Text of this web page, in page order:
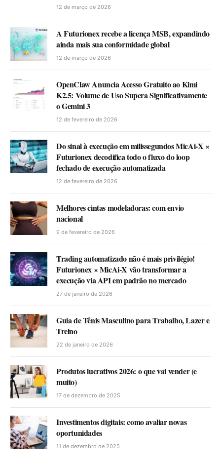
12 de março de 2026
A Futurionex recebe a licença MSB, expandindo
ainda mais sua conformidade global
12 de março de 2026
OpenClaw Anuncia Acesso Gratuito ao Kimi
K2.5: Volume de Uso Supera Significativamente
o Gemini 3
12 de fevereiro de 2026
Do sinal à execução em milissegundos MicAi-X ×
Futurionex decodifica todo o fluxo do loop
fechado de execução automatizada
12 de fevereiro de 2026
Melhores cintas modeladoras: com envio
nacional
9 de fevereiro de 2026
Trading automatizado não é mais privilégio!
Futurionex × MicAi-X vão transformar a
execução via API em padrão no mercado
27 de janeiro de 2026
Guia de Tênis Masculino para Trabalho, Lazer e
Treino
22 de janeiro de 2026
Produtos lucrativos 2026: o que vai vender (e
muito)
17 de dezembro de 2025
Investimentos digitais: como avaliar novas
oportunidades
11 de dezembro de 2025